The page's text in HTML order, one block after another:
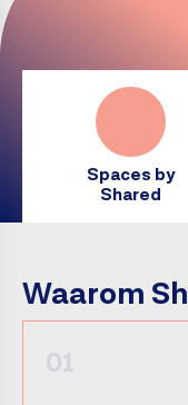
Spaces by
Shared
Waarom
01